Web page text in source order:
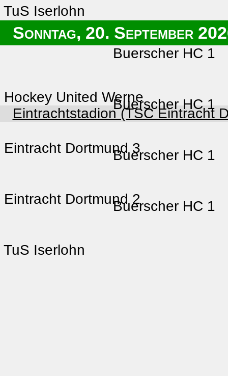
TuS Iserlohn
Sonntag, 20. September
Buerscher HC 1
Hockey United Werne
Eintrachtstadion (TSC Eintracht
Buerscher HC 1
Eintracht Dortmund 3Buerscher HC 1
Eintracht Dortmund 2Buerscher HC 1
TuS Iserlohn